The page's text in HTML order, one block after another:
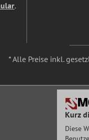
.
* Alle Preise inkl.
Kurz
Diese